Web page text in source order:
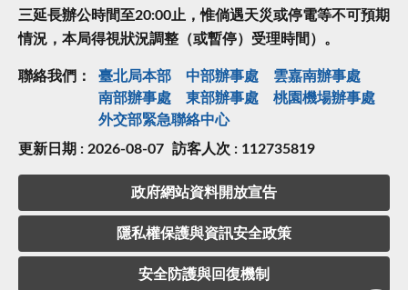
三延長辦公時間至20:00止，惟倘遇天災或停電等不可預期
情況，本局得視狀況調整（或暫停）受理時間）。
聯絡我們： 臺北局本部 中部辦事處
雲嘉南辦事處
南部辦事處
東部辦事處
桃園機場辦事處
外交部緊急聯絡中⼼
更新日期 : 2026-08-07 訪客人次 : 112735819
政府網站資料開放宣告
隱私權保護與資訊安全政策
安全防護與回復機制